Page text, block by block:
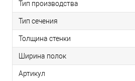
Тип производства
Тип сечения
Толщина стенки
Ширина полок
Артикул